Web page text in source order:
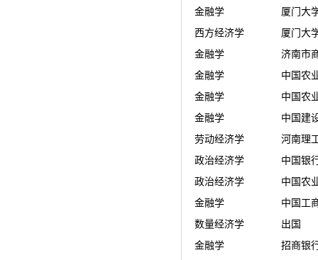
金融学
厦门大
西方经济学
厦门大
金融学
济南市
金融学
中国农
金融学
中国农
金融学
中国建
劳动经济学
河南理
政治经济学
中国银
政治经济学
中国农
金融学
中国工
数量经济学
出国
金融学
招商银